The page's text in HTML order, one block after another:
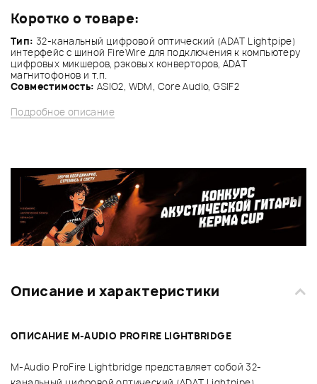
Коротко о товаре:
Тип: 32-канальный цифровой оптический (ADAT Lightpipe)
интерфейс с шиной FireWire для подключения к компьютеру
цифровых микшеров, рэковых конверторов, ADAT
магнитофонов и т.п.
Совместимость: ASIO2, WDM, Core Audio, GSIF2
Подробное описание
Описание и характеристики
ОПИСАНИЕ M-AUDIO PROFIRE LIGHTBRIDGE
M-Audio ProFire Lightbridge представляет собой 32-